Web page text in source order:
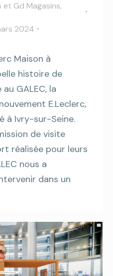
et Gd Magasins,
2024
Maison à
histoire de
GALEC, la
E.Leclerc,
à Ivry-sur-Seine.
de visite
réalisée pour leurs
nous a
dans un